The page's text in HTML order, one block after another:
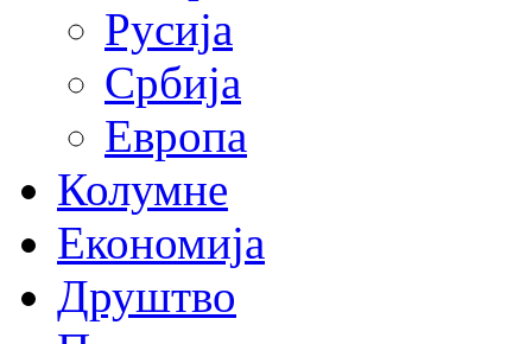
Русија
Србија
Европа
Колумне
Економија
Друштво